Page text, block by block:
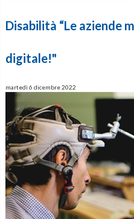
Disabilità “Le aziende
digitale!"
martedì 6 dicembre 2022